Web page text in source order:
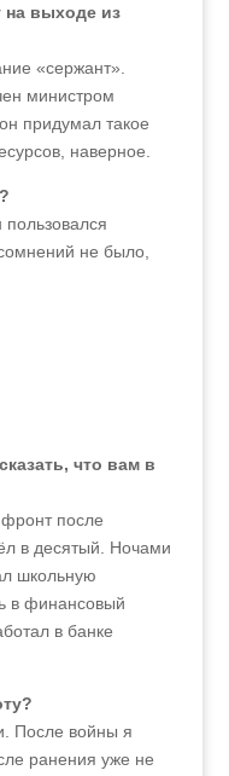
на выходе из
«сержант».
министром
придумал такое
наверное.
не было,
что вам в
после
в десятый. Ночами
школьную
в финансовый
в банке
После войны я
ранения уже не